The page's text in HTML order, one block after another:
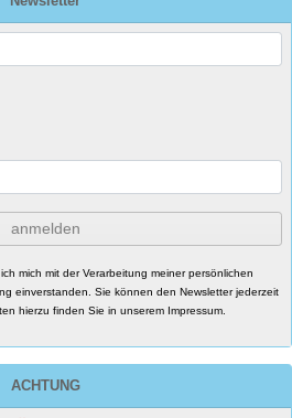
anmelden
mich mit der Verarbeitung meiner persönlichen
einverstanden. Sie können den Newsletter jederzeit
hierzu finden Sie in unserem Impressum.
ACHTUNG